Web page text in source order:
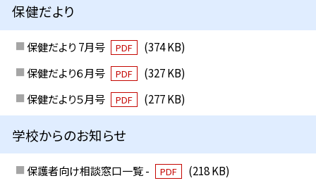
保健だより
保健だより 7月号 PDF
(374 KB)
保健だより６月号
PDF
(327 KB)
保健だより５月号
PDF (277 KB)
学校からのお知らせ
保護者向け相談窓口一覧 - PDF
(218 KB)